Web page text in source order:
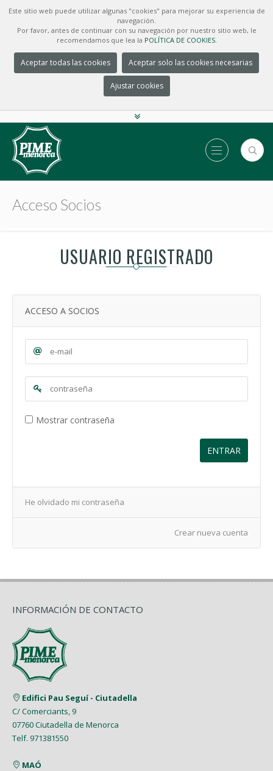
Este sitio web puede utilizar algunas "cookies" para mejorar su experiencia de
navegación.
Por favor, antes de continuar con su navegación por nuestro sitio web, le
recomendamos que lea la POLÍTICA DE COOKIES.
Aceptar todas las cookies Aceptar solo las cookies necesarias
Ajustar cookies
Acceso Socios
USUARIO REGISTRADO
ACCESO A SOCIOS
Mostrar contraseña
ENTRAR
He olvidado mi contraseña
Crear nueva cuenta
INFORMACIÓN DE CONTACTO
Edifici Pau Seguí - Ciutadella
C/ Comerciants, 9
07760 Ciutadella de Menorca
Telf. 971381550
MAÓ